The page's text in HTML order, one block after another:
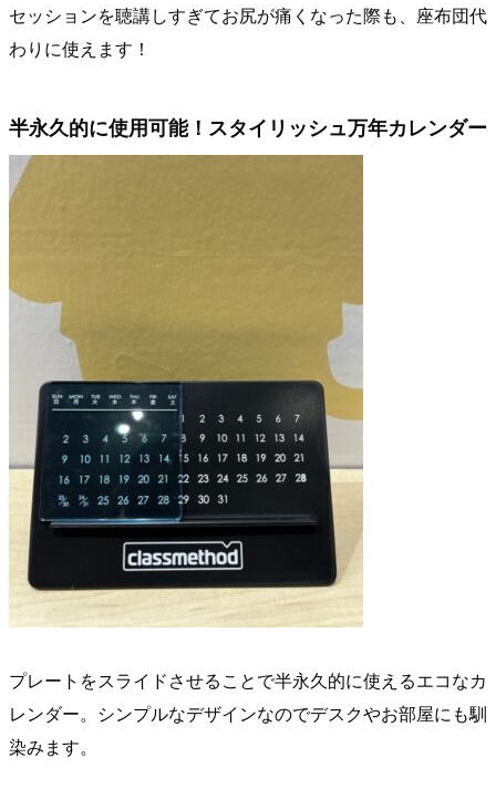
セッションを聴講しすぎてお尻が痛くなった際も、座布団代
わりに使えます！
半永久的に使用可能！スタイリッシュ万年カレンダー
プレートをスライドさせることで半永久的に使えるエコなカ
レンダー。シンプルなデザインなのでデスクやお部屋にも馴
染みます。